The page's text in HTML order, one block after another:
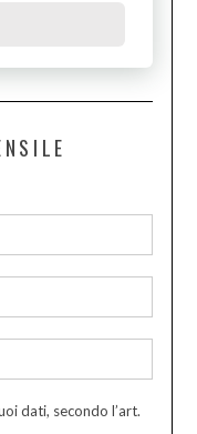
dati, secondo l’art.